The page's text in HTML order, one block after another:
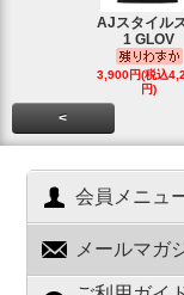
AJスタイル
1 GLOV
3,900円(税込
円)
<
会員メニュ
メールマガ